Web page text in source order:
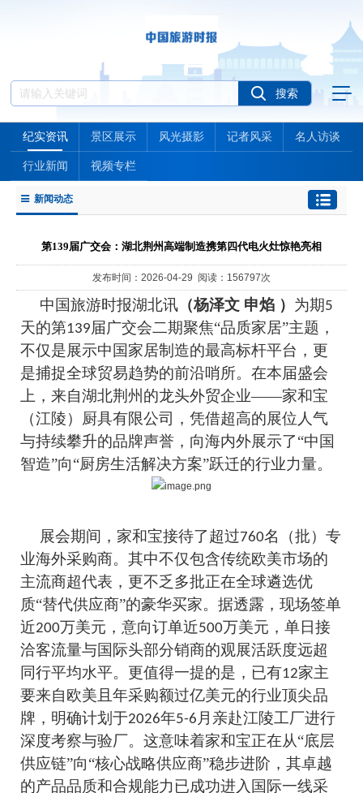
纪实资讯 景区展示 风光摄影 记者风采 名人访谈
行业新闻 视频专栏
新闻动态
第139届广交会：湖北荆州高端制造携第四代电火灶惊艳亮相
发布时间：2026-04-29 阅读：156797次
中国旅游时报湖北讯（杨泽文 申焰 ） 为期5
天的第139届广交会二期聚焦“品质家居”主题，
不仅是展示中国家居制造的最高标杆平台，更
是捕捉全球贸易趋势的前沿哨所。在本届盛会
上，来自湖北荆州的龙头外贸企业——家和宝
（江陵）厨具有限公司，凭借超高的展位人气
与持续攀升的品牌声誉，向海内外展示了“中国
智造”向“厨房生活解决方案”跃迁的行业力量。
展会期间，家和宝接待了超过760名（批）专
业海外采购商。其中不仅包含传统欧美市场的
主流商超代表，更不乏多批正在全球遴选优
质“替代供应商”的豪华买家。据透露，现场签单
近200万美元，意向订单近500万美元，单日接
洽客流量与国际头部分销商的观展活跃度远超
同行平均水平。更值得一提的是，已有12家主
要来自欧美且年采购额过亿美元的行业顶尖品
牌，明确计划于2026年5-6 月亲赴江陵工厂进行
深度考察与验厂。这意味着家和宝正在从“底层
供应链”向“核心战略供应商”稳步进阶，其卓越
的产品品质和合规能力已成功进入国际一线采